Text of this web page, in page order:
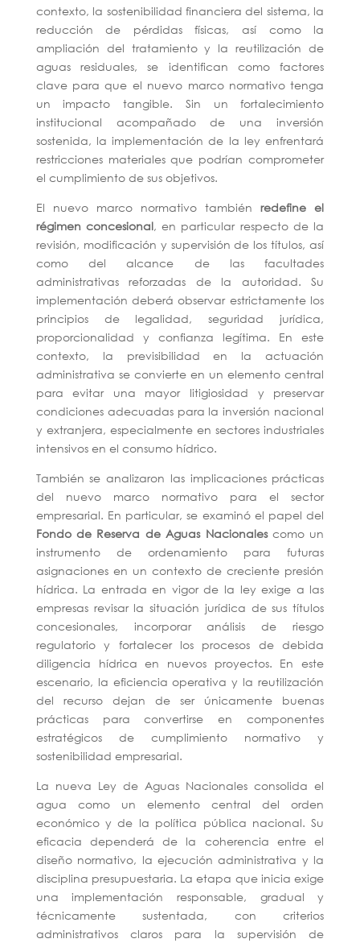
contexto, la sostenibilidad financiera del sistema, la
reducción de pérdidas físicas, así como la
ampliación del tratamiento y la reutilización de
aguas residuales, se identifican como factores
clave para que el nuevo marco normativo tenga
un impacto tangible. Sin un fortalecimiento
institucional acompañado de una inversión
sostenida, la implementación de la ley enfrentará
restricciones materiales que podrían comprometer
el cumplimiento de sus objetivos.
El nuevo marco normativo tambiénredefine el
régimen concesional, en particular respecto de la
revisión, modificación y supervisión de los títulos, así
como del alcance de las facultades
administrativas reforzadas de la autoridad. Su
implementación deberá observar estrictamente los
principios de legalidad, seguridad jurídica,
proporcionalidad y confianza legítima. En este
contexto, la previsibilidad en la actuación
administrativa se convierte en un elemento central
para evitar una mayor litigiosidad y preservar
condiciones adecuadas para la inversión nacional
y extranjera, especialmente en sectores industriales
intensivos en el consumo hídrico.
También se analizaron las implicaciones prácticas
del nuevo marco normativo para el sector
empresarial. En particular, se examinó el papel del
Fondo de Reserva de Aguas Nacionalescomo un
instrumento de ordenamiento para futuras
asignaciones en un contexto de creciente presión
hídrica. La entrada en vigor de la ley exige a las
empresas revisar la situación jurídica de sus títulos
concesionales, incorporar análisis de riesgo
regulatorio y fortalecer los procesos de debida
diligencia hídrica en nuevos proyectos. En este
escenario, la eficiencia operativa y la reutilización
del recurso dejan de ser únicamente buenas
prácticas para convertirse en componentes
estratégicos de cumplimiento normativo y
sostenibilidad empresarial.
La nueva Ley de Aguas Nacionales consolida el
agua como un elemento central del orden
económico y de la política pública nacional. Su
eficacia dependerá de la coherencia entre el
diseño normativo, la ejecución administrativa y la
disciplina presupuestaria. La etapa que inicia exige
una implementación responsable, gradual y
técnicamente sustentada, con criterios
administrativos claros para la supervisión de